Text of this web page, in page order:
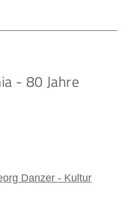
- 80 Jahre
Danzer - Kultur